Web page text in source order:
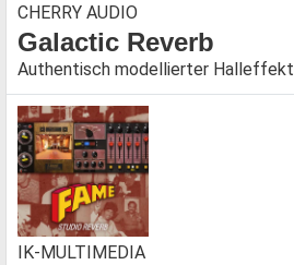
CHERRY AUDIO
Galactic Reverb
Authentisch modellierter Halleffekt
IK-MULTIMEDIA